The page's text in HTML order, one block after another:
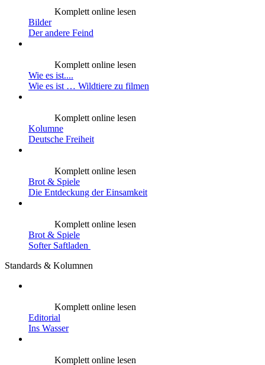
Komplett online lesen
Bilder
Der andere Feind
Komplett online lesen
Wie es ist....
Wie es ist … Wildtiere zu filmen
Komplett online lesen
Kolumne
Deutsche Freiheit
Komplett online lesen
Brot & Spiele
Die Entdeckung der Einsamkeit
Komplett online lesen
Brot & Spiele
Softer Saftladen
Standards & Kolumnen
Komplett online lesen
Editorial
Ins Wasser
Komplett online lesen